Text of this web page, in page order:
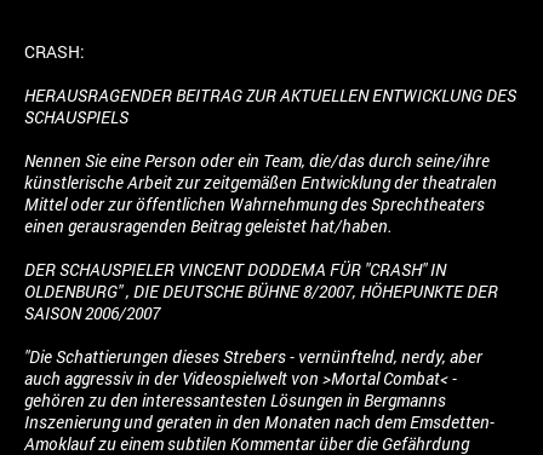
CRASH:
HERAUSRAGENDER BEITRAG ZUR AKTUELLEN ENTWICKLUNG DES
SCHAUSPIELS
Nennen Sie eine Person oder ein Team, die/das durch seine/ihre
künstlerische Arbeit zur zeitgemäßen Entwicklung der theatralen
Mittel oder zur öffentlichen Wahrnehmung des Sprechtheaters
einen gerausragenden Beitrag geleistet hat/haben.
DER SCHAUSPIELER VINCENT DODDEMA FÜR "CRASH" IN
OLDENBURG" , DIE DEUTSCHE BÜHNE 8/2007, HÖHEPUNKTE DER
SAISON 2006/2007
"Die Schattierungen dieses Strebers - vernünftelnd, nerdy, aber
auch aggressiv in der Videospielwelt von >Mortal Combat< -
gehören zu den interessantesten Lösungen in Bergmanns
Inszenierung und geraten in den Monaten nach dem Emsdetten-
Amoklauf zu einem subtilen Kommentar über die Gefährdung